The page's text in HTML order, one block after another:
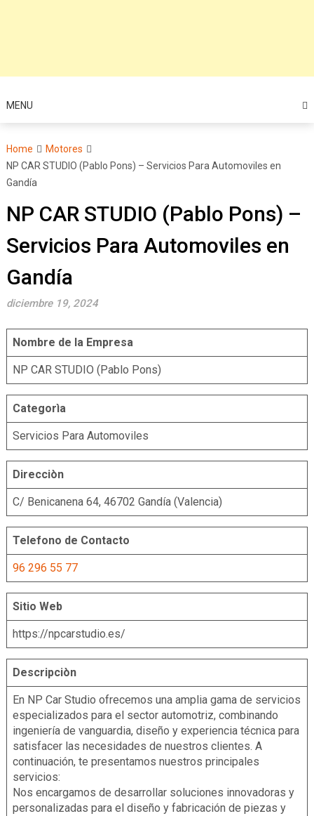
MENU
Home
Motores
NP CAR STUDIO (Pablo Pons) – Servicios Para Automoviles en
Gandía
NP CAR STUDIO (Pablo Pons) –
Servicios Para Automoviles en
Gandía
diciembre 19, 2024
Nombre de la Empresa
NP CAR STUDIO (Pablo Pons)
Categorìa
Servicios Para Automoviles
Direcciòn
C/ Benicanena 64, 46702 Gandía (Valencia)
Telefono de Contacto
96 296 55 77
Sitio Web
https://npcarstudio.es/
Descripciòn
En NP Car Studio ofrecemos una amplia gama de servicios
especializados para el sector automotriz, combinando
ingeniería de vanguardia, diseño y experiencia técnica para
satisfacer las necesidades de nuestros clientes. A
continuación, te presentamos nuestros principales
servicios:
Nos encargamos de desarrollar soluciones innovadoras y
personalizadas para el diseño y fabricación de piezas y